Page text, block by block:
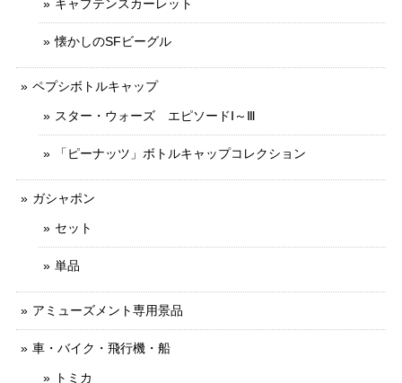
キャプテンスカーレット
懐かしのSFビーグル
ペプシボトルキャップ
スター・ウォーズ エピソードⅠ～Ⅲ
「ピーナッツ」ボトルキャップコレクション
ガシャポン
セット
単品
アミューズメント専用景品
車・バイク・飛行機・船
トミカ